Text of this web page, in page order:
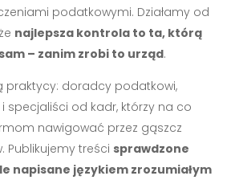
podatkowymi. Działamy od
najlepsza kontrola to ta, którą
– zanim zrobi to urząd.
praktycy: doradcy podatkowi,
specjaliści od kadr, którzy na co
nawigować przez gąszcz
Publikujemy treści sprawdzone
napisane językiem zrozumiałym